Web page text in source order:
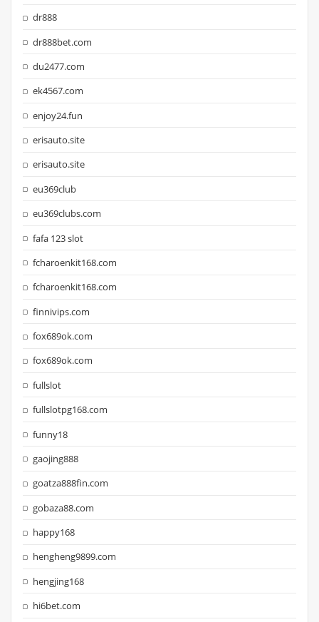
dr888
dr888bet.com
du2477.com
ek4567.com
enjoy24.fun
erisauto.site
erisauto.site
eu369club
eu369clubs.com
fafa 123 slot
fcharoenkit168.com
fcharoenkit168.com
finnivips.com
fox689ok.com
fox689ok.com
fullslot
fullslotpg168.com
funny18
gaojing888
goatza888fin.com
gobaza88.com
happy168
hengheng9899.com
hengjing168
hi6bet.com